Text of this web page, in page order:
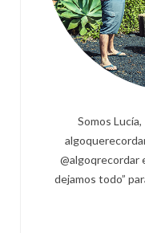
Somos
@algoqrecordar
dejamos todo”